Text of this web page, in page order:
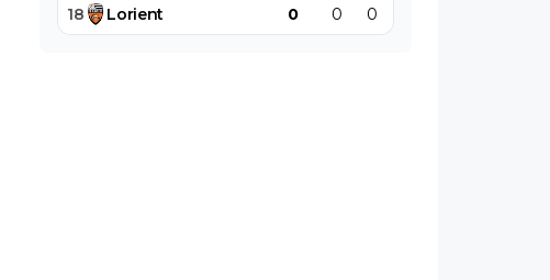
18 Lorient 0 0 0